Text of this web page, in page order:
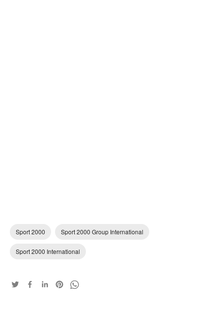
Sport 2000 Sport 2000 Group International
Sport 2000 International